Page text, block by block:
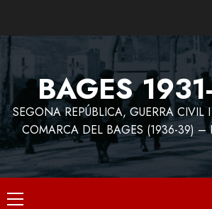
contenido
BAGES
SEGONA REPÚBLICA, GUERRA CIVIL
COMARCA DEL BAGES (1936-39) –
Menú